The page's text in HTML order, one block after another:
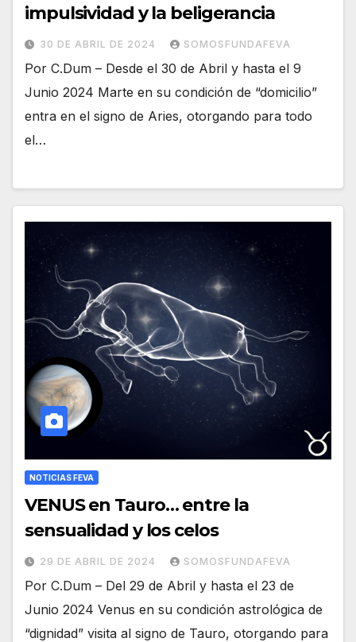
impulsividad y la beligerancia
30 DE ABRIL DE 2024 SOMOSFUNDAFEVA
Por C.Dum – Desde el 30 de Abril y hasta el 9
Junio 2024 Marte en su condición de “domicilio”
entra en el signo de Aries, otorgando para todo
el…
NOTICIAS FEVA
VENUS en Tauro… entre la
sensualidad y los celos
29 DE ABRIL DE 2024 SOMOSFUNDAFEVA
Por C.Dum – Del 29 de Abril y hasta el 23 de
Junio 2024 Venus en su condición astrológica de
“dignidad” visita al signo de Tauro, otorgando para